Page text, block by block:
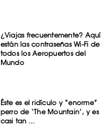
¿Viajas frecuentemente? Aquí
están las contraseñas Wi-Fi de
todos los Aeropuertos del
Mundo
Éste es el ridículo y “enorme”
perro de ‘The Mountain’, y es
casi tan ...